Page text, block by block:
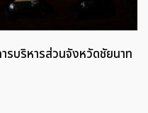
รบริหารส่วนจังหวัดชัยนาท